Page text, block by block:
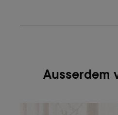
Ausserdem